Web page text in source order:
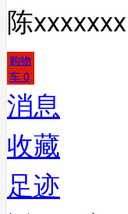
陈xxxxxxx
购物
车 0
消息
收藏
足迹